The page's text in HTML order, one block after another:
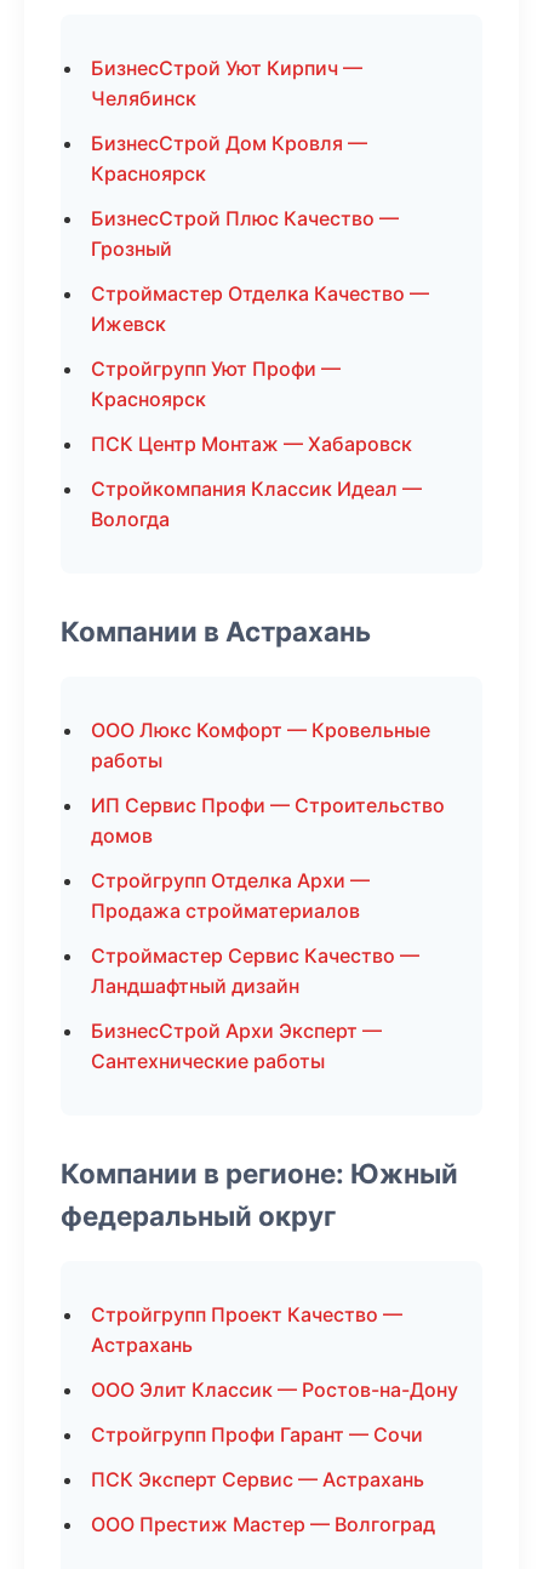
БизнесСтрой Уют Кирпич —
Челябинск
БизнесСтрой Дом Кровля —
Красноярск
БизнесСтрой Плюс Качество —
Грозный
Строймастер Отделка Качество —
Ижевск
Стройгрупп Уют Профи —
Красноярск
ПСК Центр Монтаж — Хабаровск
Стройкомпания Классик Идеал —
Вологда
Компании в Астрахань
ООО Люкс Комфорт — Кровельные
работы
ИП Сервис Профи — Строительство
домов
Стройгрупп Отделка Архи —
Продажа стройматериалов
Строймастер Сервис Качество —
Ландшафтный дизайн
БизнесСтрой Архи Эксперт —
Сантехнические работы
Компании в регионе: Южный
федеральный округ
Стройгрупп Проект Качество —
Астрахань
ООО Элит Классик — Ростов-на-Дону
Стройгрупп Профи Гарант — Сочи
ПСК Эксперт Сервис — Астрахань
ООО Престиж Мастер — Волгоград